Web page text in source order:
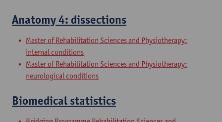
Anatomy 4: dissections
Master of Rehabilitation Sciences and Physiotherapy:
internal conditions
Master of Rehabilitation Sciences and Physiotherapy:
neurological conditions
Biomedical statistics